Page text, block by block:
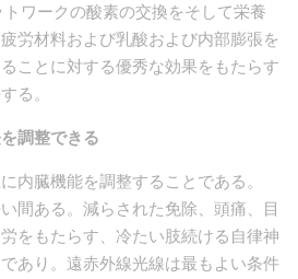
ワークの酸素の交換をそして栄養
労材料および乳酸および内部膨張を
ことに対する優秀な効果をもたらす
る。
調整できる
内臓機能を調整することである。
間ある。減らされた免除、頭痛、目
をもたらす、冷たい肢続ける自律神
あり。遠赤外線光線は最もよい条件